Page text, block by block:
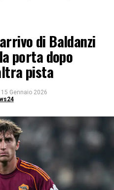
di Baldanzi
porta dopo
pista
15 Gennaio 2026